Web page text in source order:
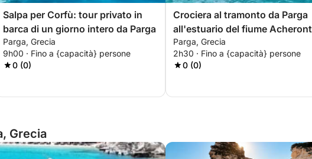
Salpa per Corfù: tour privato in
barca di un giorno intero da Parga
Parga, Grecia
9h00 · Fino a {capacità} persone
0 (0)
Crociera al tramonto da Parga
all'estuario del fiume
Parga, Grecia
2h30 · Fino a {capacità} persone
0 (0)
Grecia